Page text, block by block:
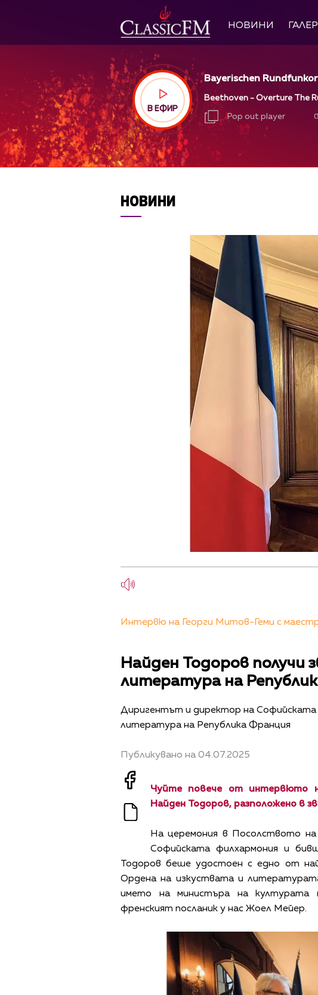
НОВИНИ
В ЕФИР
Bayerischen
Beethoven - Overture The
Pop out player
НОВИНИ
Интервю на Георги Митов-Геми с
Найден Тодоров получи
литература на
Диригентът и директор на Софийската
литература на Република Франция
Публикувано на 04.07.2025
Чуйте повече от интервюто
Найден Тодоров, разположено в
На церемония в Посолството
Софийската филхармония и
Тодоров беше удостоен с едно от
Ордена на изкуствата и
името на министъра на
френският посланик у нас Жоел Мейер.